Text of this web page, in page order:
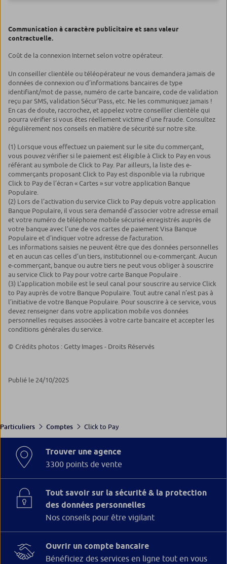
Communication à caractère publicitaire et sans valeur
contractuelle.
Coût de la connexion Internet selon votre opérateur.
Un conseiller clientèle ou téléopérateur ne vous demandera jamais de
données de connexion ou d’informations bancaires de type
identifiant/mot de passe, numéro de carte bancaire, code de validation
reçu par SMS, validation Sécur’Pass, etc. Ne les communiquez jamais !
En cas de doute, raccrochez, et appelez votre conseiller clientèle qui
pourra vérifier si vous êtes réellement victime d’une fraude. Consultez
régulièrement nos conseils en matière de sécurité sur notre site.
(1) Lorsque vous effectuez un paiement sur le site du commerçant,
vous pouvez vérifier si le paiement est éligible à Click to Pay en vous
référant au symbole de Click to Pay. Par ailleurs, la liste des e-
commerçants proposant Click to Pay est disponible via la rubrique
Click to Pay de l’écran « Cartes » sur votre application Banque
Populaire.
(2) Lors de l’activation du service Click to Pay depuis votre application
Banque Populaire, il vous sera demandé d’associer votre adresse email
et votre numéro de téléphone mobile sécurisé enregistrés auprès de
votre banque avec l’une de vos cartes de paiement Visa Banque
Populaire et d’indiquer votre adresse de facturation.
Les informations saisies ne peuvent être que des données personnelles
et en aucun cas celles d’un tiers, institutionnel ou e-commerçant. Aucun
e-commerçant, banque ou autre tiers ne peut vous obliger à souscrire
au service Click to Pay pour votre carte Banque Populaire .
(3) L’application mobile est le seul canal pour souscrire au service Click
to Pay auprès de votre Banque Populaire. Tout autre canal n’est pas à
l’initiative de votre Banque Populaire. Pour souscrire à ce service, vous
devez renseigner dans votre application mobile vos données
personnelles requises associées à votre carte bancaire et accepter les
conditions générales du service.
© Crédits photos : Getty Images - Droits Réservés
Publié le 24/10/2025
Particuliers Comptes Click to Pay
Trouver une agence
3300 points de vente
Tout savoir sur la sécurité & la protection
des données personnelles
Nos conseils pour être vigilant
Ouvrir un compte bancaire
Bénéficiez des services en ligne tout en vous